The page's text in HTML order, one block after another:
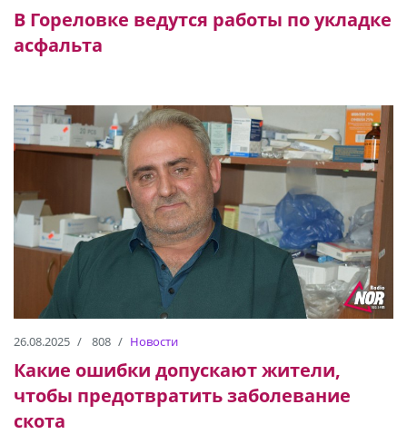
В Гореловке ведутся работы по укладке
асфальта
26.08.2025 808 Новости
Какие ошибки допускают жители,
чтобы предотвратить заболевание
скота